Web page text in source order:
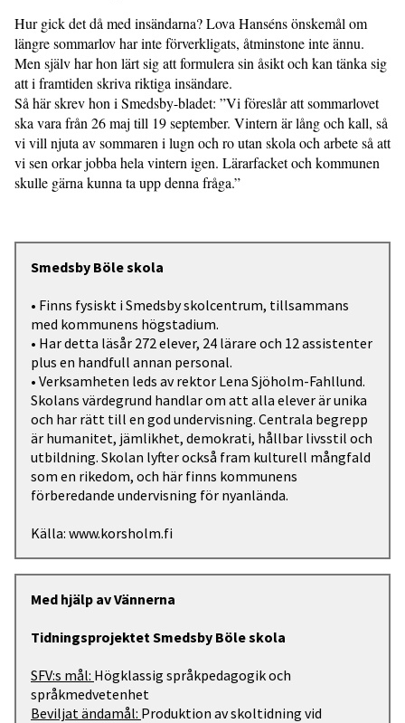
Hur gick det då med insändarna? Lova Hanséns önskemål om
längre sommarlov har inte förverkligats, åtminstone inte ännu.
Men själv har hon lärt sig att formulera sin åsikt och kan tänka sig
att i framtiden skriva riktiga insändare.
Så här skrev hon i Smedsby-bladet: ”Vi föreslår att sommarlovet
ska vara från 26 maj till 19 september. Vintern är lång och kall, så
vi vill njuta av sommaren i lugn och ro utan skola och arbete så att
vi sen orkar jobba hela vintern igen. Lärarfacket och kommunen
skulle gärna kunna ta upp denna fråga.”
Smedsby Böle skola
• Finns fysiskt i Smedsby skolcentrum, tillsammans
med kommunens högstadium.
• Har detta läsår 272 elever, 24 lärare och 12 assistenter
plus en handfull annan personal.
• Verksamheten leds av rektor Lena Sjöholm-Fahllund.
Skolans värdegrund handlar om att alla elever är unika
och har rätt till en god undervisning. Centrala begrepp
är humanitet, jämlikhet, demokrati, hållbar livsstil och
utbildning. Skolan lyfter också fram kulturell mångfald
som en rikedom, och här finns kommunens
förberedande undervisning för nyanlända.
Källa: www.korsholm.fi
Med hjälp av Vännerna
Tidningsprojektet Smedsby Böle skola
SFV:s mål: Högklassig språkpedagogik och
språkmedvetenhet
Beviljat ändamål: Produktion av skoltidning vid